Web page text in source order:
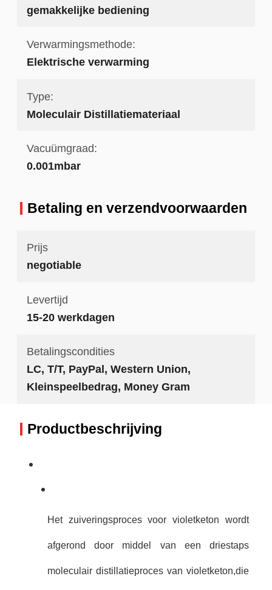
gemakkelijke bediening
Verwarmingsmethode:
Elektrische verwarming
Type:
Moleculair Distillatiemateriaal
Vacuümgraad:
0.001mbar
Betaling en verzendvoorwaarden
Prijs
negotiable
Levertijd
15-20 werkdagen
Betalingscondities
LC, T/T, PayPal, Western Union,
Kleinspeelbedrag, Money Gram
Productbeschrijving
Het zuiveringsproces voor violetketon wordt
afgerond door middel van een driestaps
moleculair distillatieproces van violetketon,die